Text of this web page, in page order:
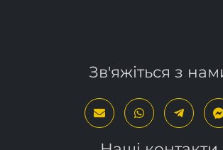
Зв'яжіться з